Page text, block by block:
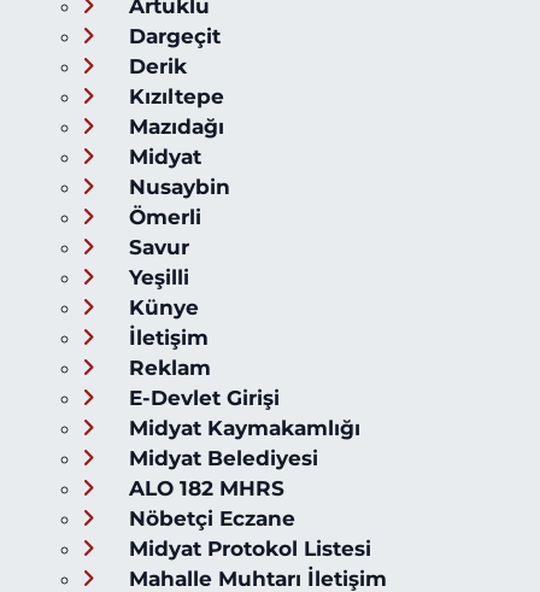
Artuklu
Dargeçit
Derik
Kızıltepe
Mazıdağı
Midyat
Nusaybin
Ömerli
Savur
Yeşilli
Künye
İletişim
Reklam
E-Devlet Girişi
Midyat Kaymakamlığı
Midyat Belediyesi
ALO 182 MHRS
Nöbetçi Eczane
Midyat Protokol Listesi
Mahalle Muhtarı İletişim